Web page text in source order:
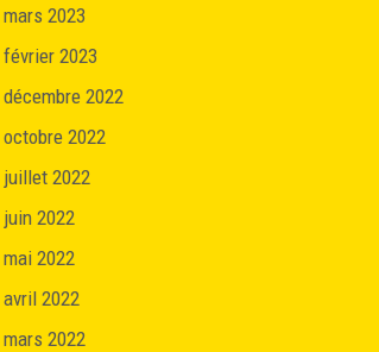
mars 2023
février 2023
décembre 2022
octobre 2022
juillet 2022
juin 2022
mai 2022
avril 2022
mars 2022